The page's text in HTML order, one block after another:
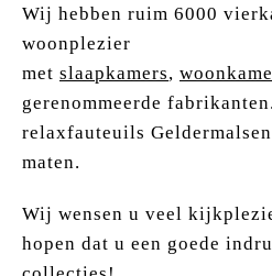
Wij hebben ruim 6000
woonplezier
met slaapkamers,
gerenommeerde
relaxfauteuils
maten.
Wij wensen u veel
hopen dat u een goede